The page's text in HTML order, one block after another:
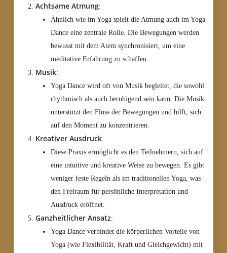
Achtsame Atmung:
Ähnlich wie im Yoga spielt die Atmung auch im Yoga
Dance eine zentrale Rolle. Die Bewegungen werden
bewusst mit dem Atem synchronisiert, um eine
meditative Erfahrung zu schaffen.
Musik:
Yoga Dance wird oft von Musik begleitet, die sowohl
rhythmisch als auch beruhigend sein kann. Die Musik
unterstützt den Fluss der Bewegungen und hilft, sich
auf den Moment zu konzentrieren.
Kreativer Ausdruck:
Diese Praxis ermöglicht es den Teilnehmern, sich auf
eine intuitive und kreative Weise zu bewegen. Es gibt
weniger feste Regeln als im traditionellen Yoga, was
den Freiraum für persönliche Interpretation und
Ausdruck eröffnet.
Ganzheitlicher Ansatz:
Yoga Dance verbindet die körperlichen Vorteile von
Yoga (wie Flexibilität, Kraft und Gleichgewicht) mit